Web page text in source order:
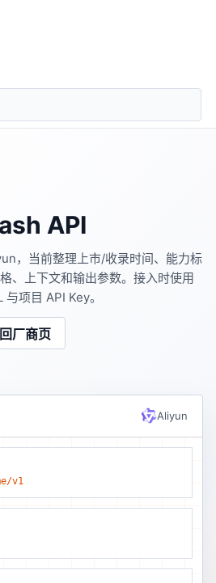
API
，当前整理上市/收录时间、能力标
、上下文和输出参数。接入时使用
项目 API Key。
厂商页
Aliyun
v1